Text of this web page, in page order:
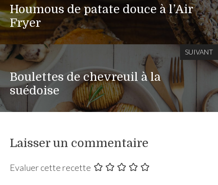
Houmous de patate douce à l’Air
Fryer
SUIVANT
Boulettes de chevreuil à la
suédoise
Laisser un commentaire
Evaluer cette recette